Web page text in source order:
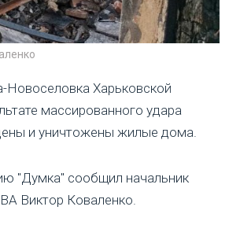
Новоселовка Харьковской
массированного удара
и уничтожены жилые дома.
"Думка" сообщил начальник
Виктор Коваленко.